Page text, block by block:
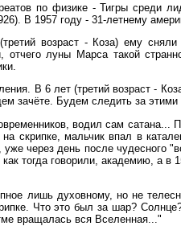
по физике - Тигры среди
В 1957 году - 31-летнему
возраст - Коза) ему
луны Марса такой
В 6 лет (третий возраст -
зачёте. Будем следить за этими
водил сам сатана...
скрипке, мальчик впал в
через день после чудесного
тогда говорили, академию, а в
лишь духовному, но не
Что это был за шар?
вращалась вся Вселенная..."